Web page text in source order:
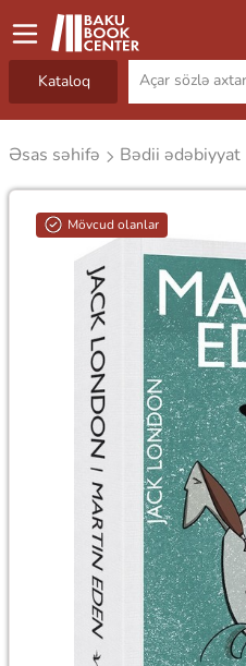
Kataloq
Əsas səhifə Bədii ədəbiyyat
Mövcud olanlar